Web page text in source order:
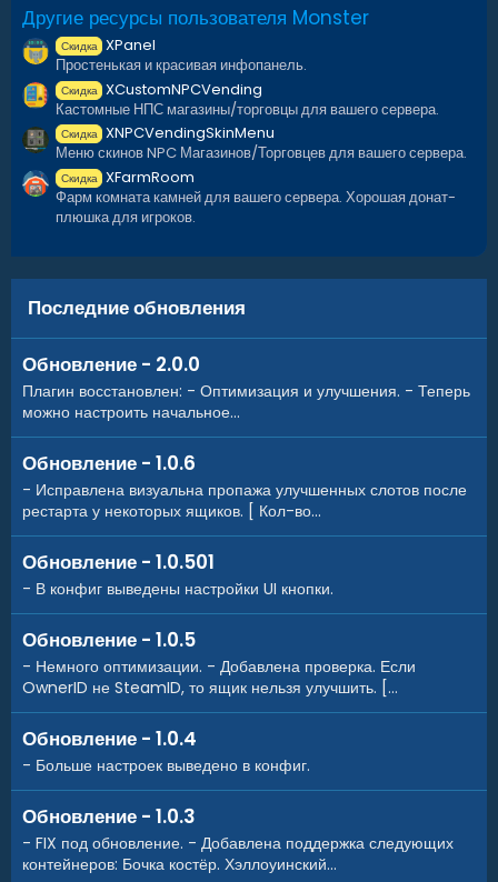
Другие ресурсы пользователя Monster
Скидка XPanel
Простенькая и красивая инфопанель.
Скидка XCustomNPCVending
Кастомные НПС магазины/торговцы для вашего сервера.
Скидка XNPCVendingSkinMenu
Меню скинов NPC Магазинов/Торговцев для вашего сервера.
Скидка XFarmRoom
Фарм комната камней для вашего сервера. Хорошая донат-
плюшка для игроков.
Последние обновления
Обновление - 2.0.0
Плагин восстановлен: - Оптимизация и улучшения. - Теперь
можно настроить начальное...
Обновление - 1.0.6
- Исправлена визуальна пропажа улучшенных слотов после
рестарта у некоторых ящиков. [ Кол-во...
Обновление - 1.0.501
- В конфиг выведены настройки UI кнопки.
Обновление - 1.0.5
- Немного оптимизации. - Добавлена проверка. Если
OwnerID не SteamID, то ящик нельзя улучшить. [...
Обновление - 1.0.4
- Больше настроек выведено в конфиг.
Обновление - 1.0.3
- FIX под обновление. - Добавлена поддержка следующих
контейнеров: Бочка костёр. Хэллоуинский...